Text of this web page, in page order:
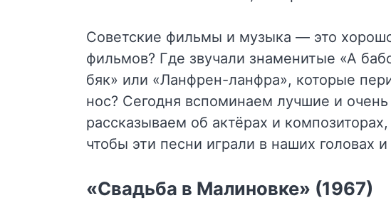
Советские фильмы и музыка — это
фильмов? Где звучали знаменитые «А
бяк» или «Ланфрен-ланфра», которые
нос? Сегодня вспоминаем лучшие и
рассказываем об актёрах и
чтобы эти песни играли в наших головах
«Свадьба в Малиновке» (1967)